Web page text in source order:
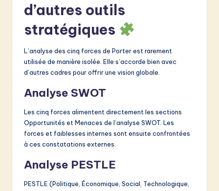
d’autres outils
stratégiques
L’analyse des cinq forces de Porter est rarement
utilisée de manière isolée. Elle s’accorde bien avec
d’autres cadres pour offrir une vision globale.
Analyse SWOT
Les cinq forces alimentent directement les sections
Opportunités et Menaces de l’analyse SWOT. Les
forces et faiblesses internes sont ensuite confrontées
à ces constatations externes.
Analyse PESTLE
PESTLE (Politique, Économique, Social, Technologique,